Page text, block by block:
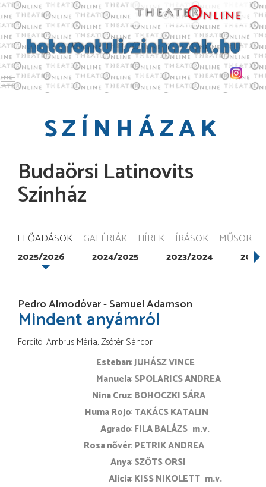
Toggle main menu visibility
SZÍNHÁZAK
Budaörsi Latinovits
Színház
ELŐADÁSOK GALÉRIÁK HÍREK ÍRÁSOK MŰSOR
2025/2026 2024/2025 2023/2024
Pedro Almodóvar - Samuel Adamson
Mindent anyámról
Fordító Ambrus Mária Zsótér Sándor
Esteban JUHÁSZ VINCE
Manuela SPOLARICS ANDREA
Nina Cruz BOHOCZKI SÁRA
Huma Rojo TAKÁCS KATALIN
Agrado FILA BALÁZS m.v.
Rosa nővér PETRIK ANDREA
Anya SZŐTS ORSI
Alicia KISS NIKOLETT m.v.